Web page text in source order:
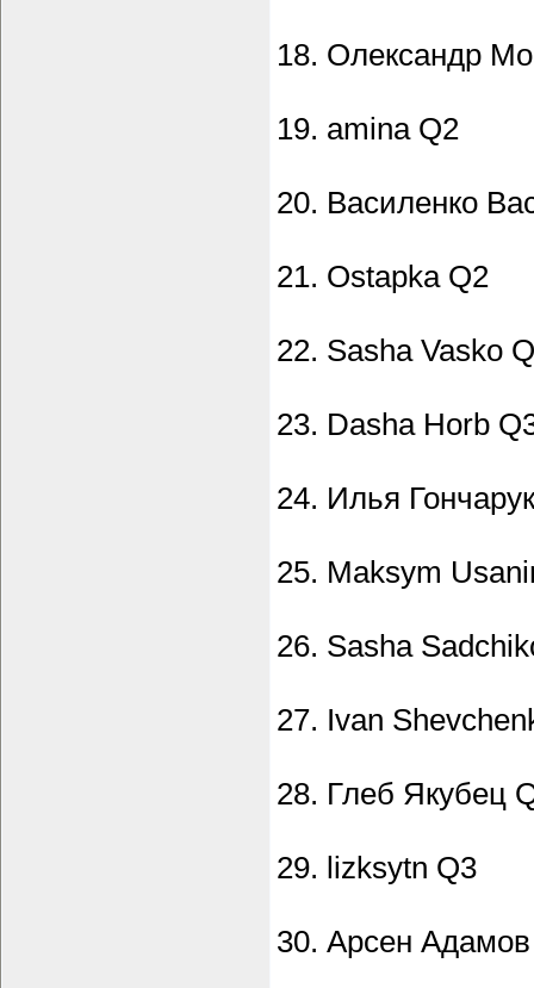
18. Олександр
19. amina Q2
20. Василенко
21. Ostapka Q2
22. Sasha Vasko
23. Dasha Horb
24. Илья
25. Maksym
26. Sasha
27. Ivan
28. Глеб Якубец
29. lizksytn Q3
30. Арсен